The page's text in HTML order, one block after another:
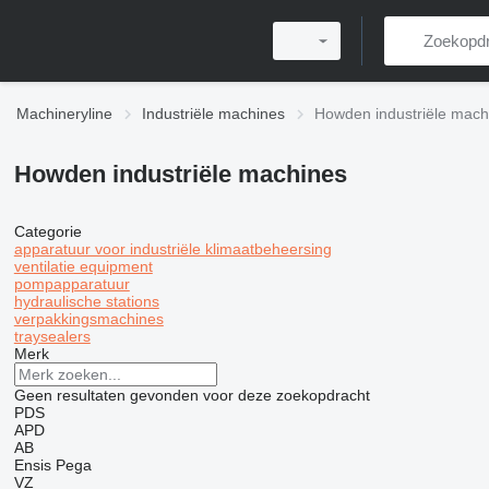
Machineryline Industriële machines Howden industriële
Howden industriële machines
Categorie
apparatuur voor industriële klimaatbeheersing
ventilatie equipment
pompapparatuur
hydraulische stations
verpakkingsmachines
traysealers
Merk
Geen resultaten gevonden voor deze zoekopdracht
PDS
APD
AB
Ensis Pega
VZ